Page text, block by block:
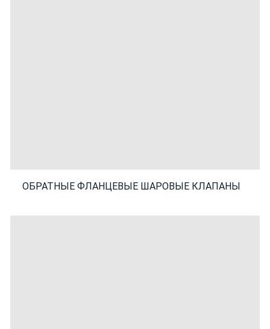
ОБРАТНЫЕ ФЛАНЦЕВЫЕ ШАРОВЫЕ КЛАПАНЫ